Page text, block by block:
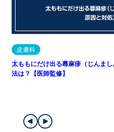
皮膚科
太ももにだけ出る蕁麻疹（じんま
法は？【医師監修】